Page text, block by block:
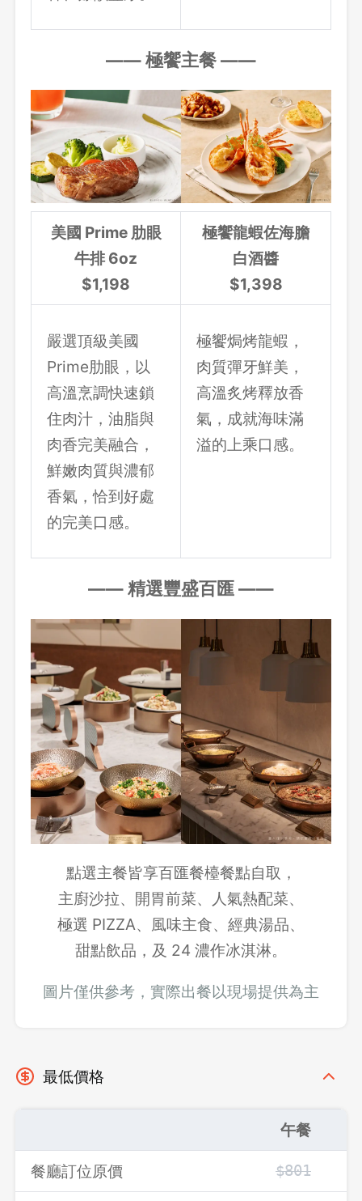
—— 極饗主餐——
美國 Prime 肋眼
牛排 6oz
$1,198
極饗龍蝦佐海膽
白酒醬
$1,398
嚴選頂級美國
Prime肋眼，以
高溫烹調快速鎖
住肉汁，油脂與
肉香完美融合，
鮮嫩肉質與濃郁
香氣，恰到好處
的完美口感。
極饗焗烤龍蝦，
肉質彈牙鮮美，
高溫炙烤釋放香
氣，成就海味滿
溢的上乘口感。
——精選豐盛百匯——
點選主餐皆享百匯餐檯餐點自取，
主廚沙拉、開胃前菜、人氣熱配菜、
極選 PIZZA、風味主食、經典湯品、
甜點飲品，及 24 濃作冰淇淋。
圖片僅供參考，實際出餐以現場提供為主
最低價格
午餐
餐廳訂位原價 $801